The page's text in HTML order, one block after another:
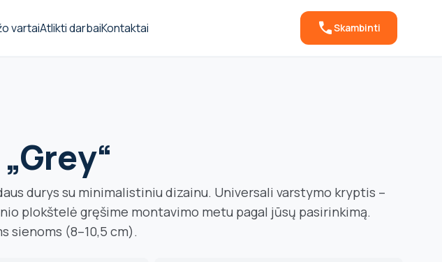
vartaiAtlikti darbaiKontaktai callSkambinti
durys su minimalistiniu dizainu. Universali varstymo kryptis –
plokštelė gręšime montavimo metu pagal jūsų pasirinkimą.
sienoms (8–10,5 cm).